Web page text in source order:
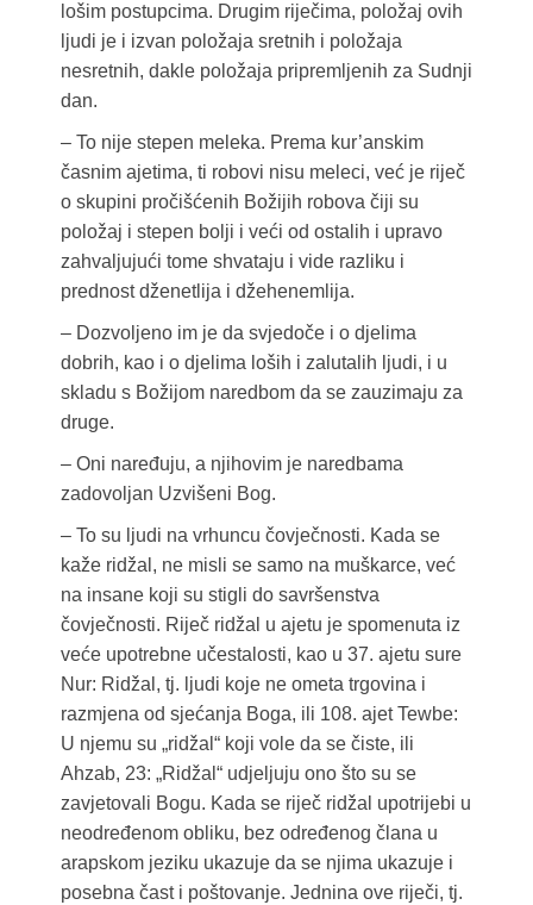
lošim postupcima. Drugim riječima, položaj ovih
ljudi je i izvan položaja sretnih i položaja
nesretnih, dakle položaja pripremljenih za Sudnji
dan.
– To nije stepen meleka. Prema kur’anskim
časnim ajetima, ti robovi nisu meleci, već je riječ
o skupini pročišćenih Božijih robova čiji su
položaj i stepen bolji i veći od ostalih i upravo
zahvaljujući tome shvataju i vide razliku i
prednost dženetlija i džehenemlija.
– Dozvoljeno im je da svjedoče i o djelima
dobrih, kao i o djelima loših i zalutalih ljudi, i u
skladu s Božijom naredbom da se zauzimaju za
druge.
– Oni naređuju, a njihovim je naredbama
zadovoljan Uzvišeni Bog.
– To su ljudi na vrhuncu čovječnosti. Kada se
kaže ridžal, ne misli se samo na muškarce, već
na insane koji su stigli do savršenstva
čovječnosti. Riječ ridžal u ajetu je spomenuta iz
veće upotrebne učestalosti, kao u 37. ajetu sure
Nur: Ridžal, tj. ljudi koje ne ometa trgovina i
razmjena od sjećanja Boga, ili 108. ajet Tewbe:
U njemu su „ridžal“ koji vole da se čiste, ili
Ahzab, 23: „Ridžal“ udjeljuju ono što su se
zavjetovali Bogu. Kada se riječ ridžal upotrijebi u
neodređenom obliku, bez određenog člana u
arapskom jeziku ukazuje da se njima ukazuje i
posebna čast i poštovanje. Jednina ove riječi, tj.